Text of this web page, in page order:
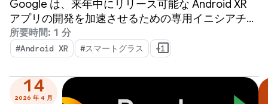
し込みください！
Google は、来年中にリリース可能な Android XR
アプリの開発を加速させるための専用イニシアチブ
である Android XR デベロッパー Catalyst プログラ
ムへの応募を開始します。
所要時間: 1 分
#Android XR #スマートグラス +1
14
2026 年 4 月